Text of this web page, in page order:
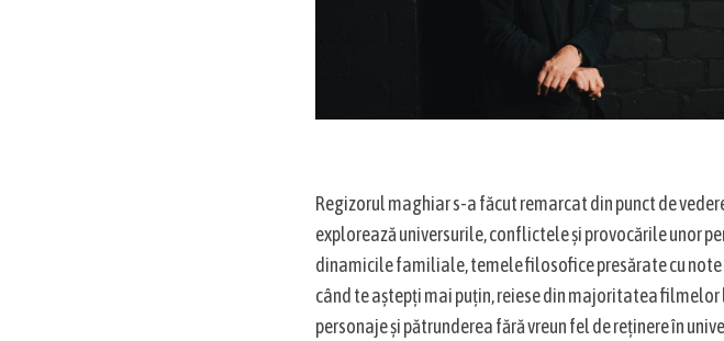
Regizorul maghiar s-a făcut remarcat din punct de
explorează universurile, conflictele și provocările unor
dinamicile familiale, temele filosofice presărate cu note
când te aștepți mai puțin, reiese din majoritatea
personaje și pătrunderea fără vreun fel de reținere în